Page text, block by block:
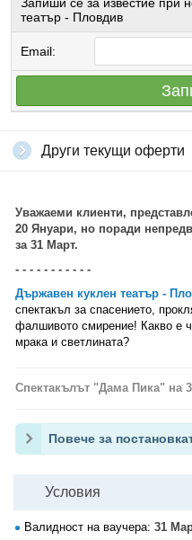
театър - Пловдив
Email:
Други текущи оферти
Уважаеми клиенти,
20 Януари, но поради
за 31 Март.
- - - - - - - - - - -
Държавен куклен театър -
спектакъл за спасението,
фалшивото смирение! Какво е
мрака и светлината?
Спектакълът "Дама Пика" на
Повече за
Условия
Валидност на ваучера: 31